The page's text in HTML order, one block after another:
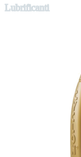
Lubrificanti